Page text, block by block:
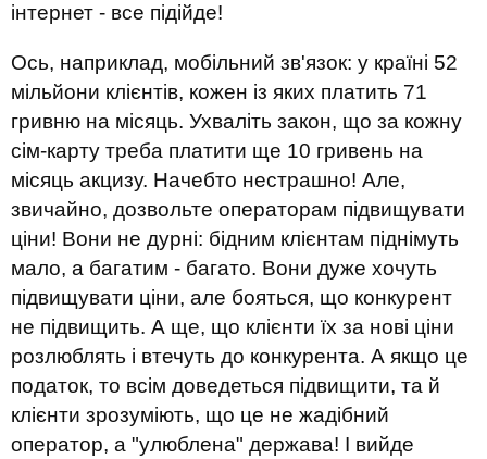
інтернет - все підійде!
Ось, наприклад, мобільний зв'язок: у країні 52
мільйони клієнтів, кожен із яких платить 71
гривню на місяць. Ухваліть закон, що за кожну
сім-карту треба платити ще 10 гривень на
місяць акцизу. Начебто нестрашно! Але,
звичайно, дозвольте операторам підвищувати
ціни! Вони не дурні: бідним клієнтам піднімуть
мало, а багатим - багато. Вони дуже хочуть
підвищувати ціни, але бояться, що конкурент
не підвищить. А ще, що клієнти їх за нові ціни
розлюблять і втечуть до конкурента. А якщо це
податок, то всім доведеться підвищити, та й
клієнти зрозуміють, що це не жадібний
оператор, а "улюблена" держава! І вийде